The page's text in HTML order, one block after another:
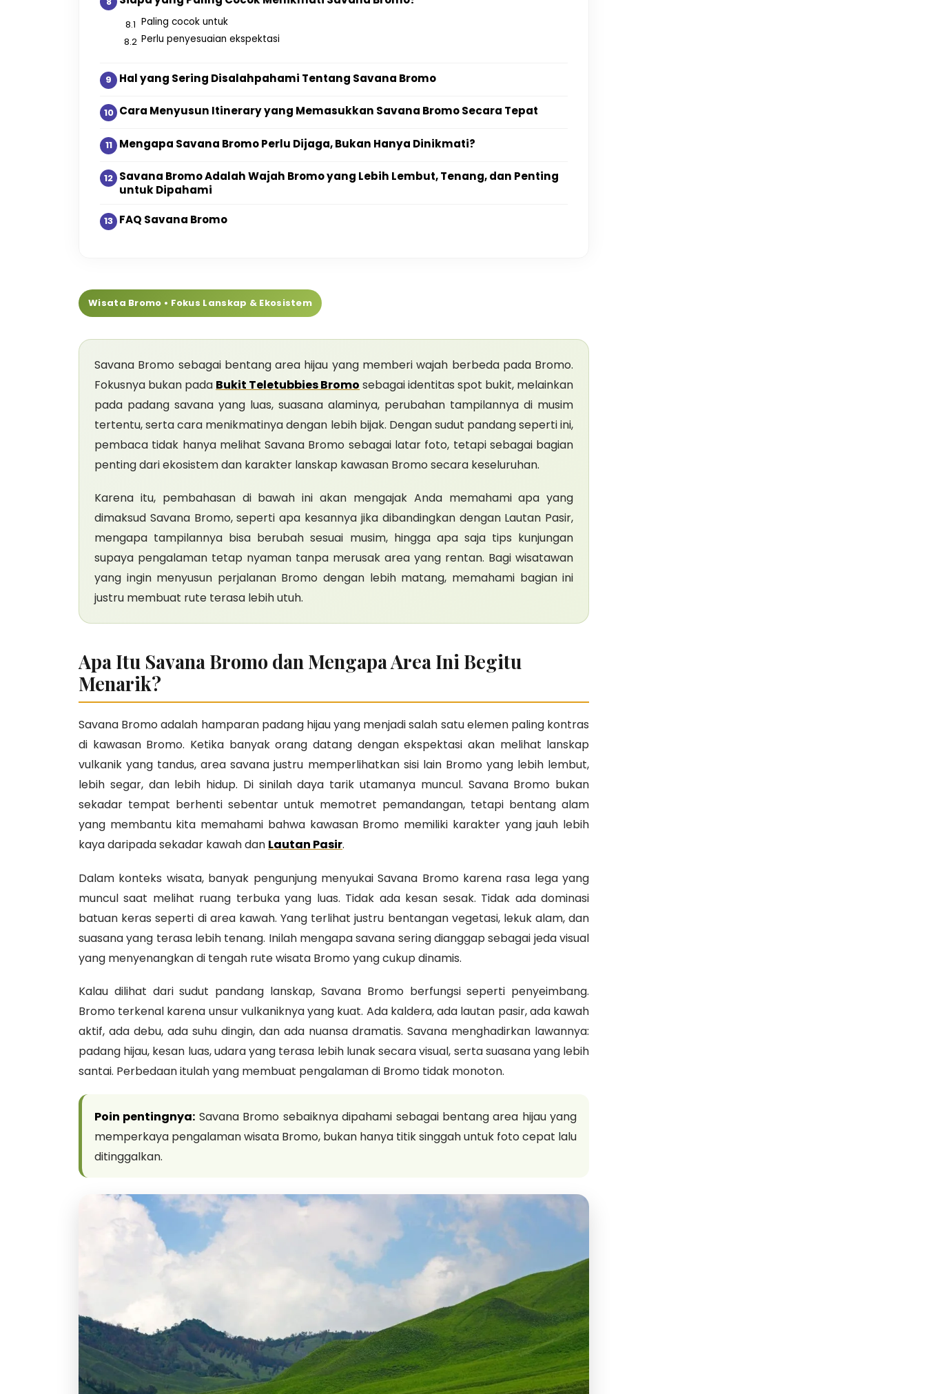
Paling cocok untuk
Perlu penyesuaian ekspektasi
Hal yang Sering Disalahpahami Tentang Savana Bromo
Cara Menyusun Itinerary yang Memasukkan Savana Bromo Secara Tepat
Mengapa Savana Bromo Perlu Dijaga, Bukan Hanya Dinikmati?
Savana Bromo Adalah Wajah Bromo yang Lebih Lembut, Tenang, dan Penting
untuk Dipahami
FAQ Savana Bromo
Wisata Bromo • Fokus Lanskap & Ekosistem
Savana Bromo sebagai bentang area hijau yang memberi wajah berbeda pada Bromo.
Fokusnya bukan pada Bukit Teletubbies Bromo sebagai identitas spot bukit, melainkan
pada padang savana yang luas, suasana alaminya, perubahan tampilannya di musim
tertentu, serta cara menikmatinya dengan lebih bijak. Dengan sudut pandang seperti ini,
pembaca tidak hanya melihat Savana Bromo sebagai latar foto, tetapi sebagai bagian
penting dari ekosistem dan karakter lanskap kawasan Bromo secara keseluruhan.
Karena itu, pembahasan di bawah ini akan mengajak Anda memahami apa yang
dimaksud Savana Bromo, seperti apa kesannya jika dibandingkan dengan Lautan Pasir,
mengapa tampilannya bisa berubah sesuai musim, hingga apa saja tips kunjungan
supaya pengalaman tetap nyaman tanpa merusak area yang rentan. Bagi wisatawan
yang ingin menyusun perjalanan Bromo dengan lebih matang, memahami bagian ini
justru membuat rute terasa lebih utuh.
Apa Itu Savana Bromo dan Mengapa Area Ini Begitu
Menarik?
Savana Bromo adalah hamparan padang hijau yang menjadi salah satu elemen paling kontras
di kawasan Bromo. Ketika banyak orang datang dengan ekspektasi akan melihat lanskap
vulkanik yang tandus, area savana justru memperlihatkan sisi lain Bromo yang lebih lembut,
lebih segar, dan lebih hidup. Di sinilah daya tarik utamanya muncul. Savana Bromo bukan
sekadar tempat berhenti sebentar untuk memotret pemandangan, tetapi bentang alam
yang membantu kita memahami bahwa kawasan Bromo memiliki karakter yang jauh lebih
kaya daripada sekadar kawah dan Lautan Pasir.
Dalam konteks wisata, banyak pengunjung menyukai Savana Bromo karena rasa lega yang
muncul saat melihat ruang terbuka yang luas. Tidak ada kesan sesak. Tidak ada dominasi
batuan keras seperti di area kawah. Yang terlihat justru bentangan vegetasi, lekuk alam, dan
suasana yang terasa lebih tenang. Inilah mengapa savana sering dianggap sebagai jeda visual
yang menyenangkan di tengah rute wisata Bromo yang cukup dinamis.
Kalau dilihat dari sudut pandang lanskap, Savana Bromo berfungsi seperti penyeimbang.
Bromo terkenal karena unsur vulkaniknya yang kuat. Ada kaldera, ada lautan pasir, ada kawah
aktif, ada debu, ada suhu dingin, dan ada nuansa dramatis. Savana menghadirkan lawannya:
padang hijau, kesan luas, udara yang terasa lebih lunak secara visual, serta suasana yang lebih
santai. Perbedaan itulah yang membuat pengalaman di Bromo tidak monoton.
Poin pentingnya: Savana Bromo sebaiknya dipahami sebagai bentang area hijau yang
memperkaya pengalaman wisata Bromo, bukan hanya titik singgah untuk foto cepat lalu
ditinggalkan.